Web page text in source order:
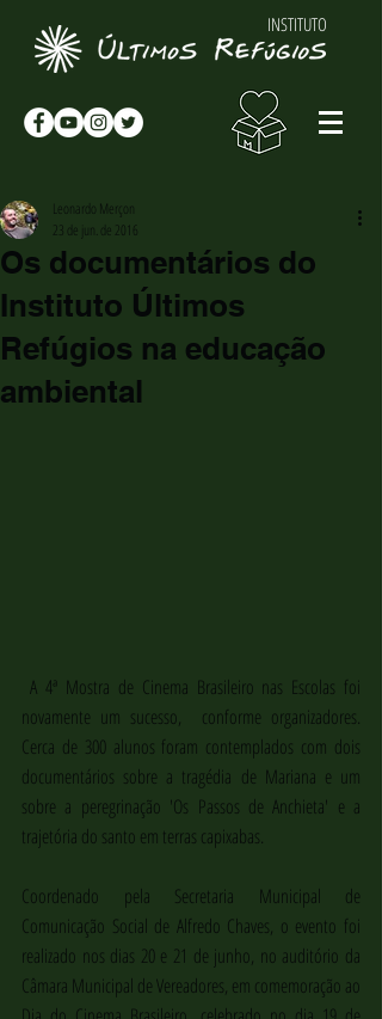
INSTITUTO
Os documentários do
Instituto Últimos
Refúgios na educação
ambiental
Leonardo Merçon
23 de jun. de 2016
novamente um sucesso,  conforme organizadores.
Cerca de 300 alunos foram contemplados com dois
documentários sobre a tragédia de Mariana e um
sobre a peregrinação 'Os Passos de Anchieta' e a
trajetória do santo em terras capixabas.
Coordenado pela Secretaria Municipal de
Comunicação Social de Alfredo Chaves, o evento foi
realizado nos dias 20 e 21 de junho, no auditório da
Câmara Municipal de Vereadores, em comemoração ao